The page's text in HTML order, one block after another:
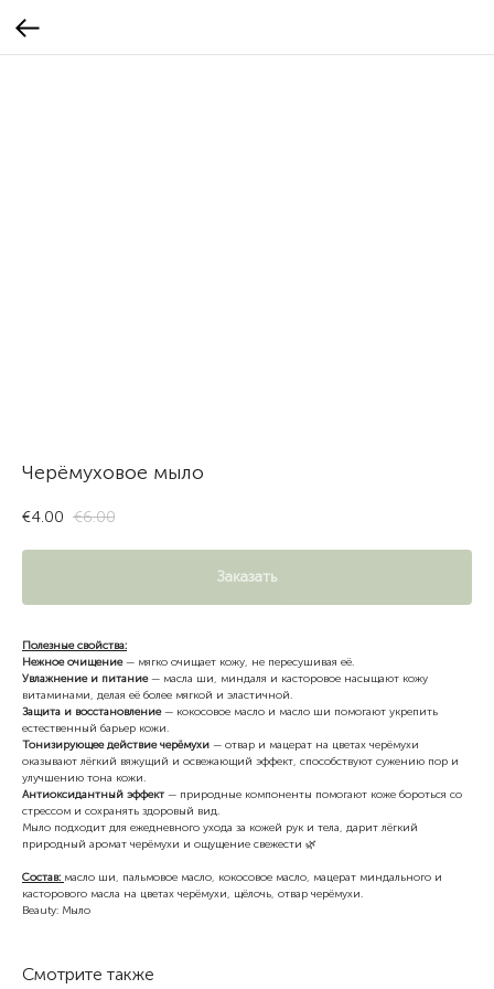
Черёмуховое мыло
€4.00 €6.00
Заказать
Полезные свойства:
Нежное очищение— мягко очищает кожу, не пересушивая её.
Увлажнение и питание— масла ши, миндаля и касторовое насыщают кожу
витаминами, делая её более мягкой и эластичной.
Защита и восстановление— кокосовое масло и масло ши помогают укрепить
естественный барьер кожи.
Тонизирующее действие черёмухи — отвар и мацерат на цветах черёмухи
оказывают лёгкий вяжущий и освежающий эффект, способствуют сужению пор и
улучшению тона кожи.
Антиоксидантный эффект — природные компоненты помогают коже бороться со
стрессом и сохранять здоровый вид.
Мыло подходит для ежедневного ухода за кожей рук и тела, дарит лёгкий
природный аромат черёмухи и ощущение свежести 🌿
Состав: масло ши, пальмовое масло, кокосовое масло, мацерат миндального и
касторового масла на цветах черёмухи, щёлочь, отвар черёмухи.
Beauty: Мыло
Смотрите также